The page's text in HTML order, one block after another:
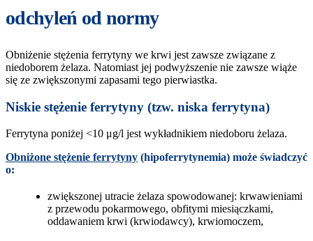
odchyleń od normy
Obniżenie stężenia ferrytyny we krwi jest zawsze związane z
niedoborem żelaza. Natomiast jej podwyższenie nie zawsze wiąże
się ze zwiększonymi zapasami tego pierwiastka.
Niskie stężenie ferrytyny (tzw. niska ferrytyna)
Ferrytyna poniżej <10 μg/l jest wykładnikiem niedoboru żelaza.
Obniżone stężenie ferrytyny (hipoferrytynemia) może świadczyć
o:
zwiększonej utracie żelaza spowodowanej: krwawieniami
z przewodu pokarmowego, obfitymi miesiączkami,
oddawaniem krwi (krwiodawcy), krwiomoczem,